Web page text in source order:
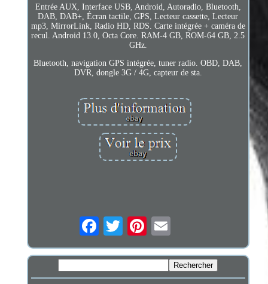
Entrée AUX, Interface USB, Android, Autoradio, Bluetooth,
DAB, DAB+, Écran tactile, GPS, Lecteur cassette, Lecteur
mp3, MirrorLink, Radio HD, RDS. Carte intégrée + caméra de
recul. Android 13.0, Octa Core. RAM-4 GB, ROM-64 GB, 2.5
GHz.
Bluetooth, navigation GPS intégrée, tuner radio. OBD, DAB,
DVR, dongle 3G / 4G, capteur de sta.